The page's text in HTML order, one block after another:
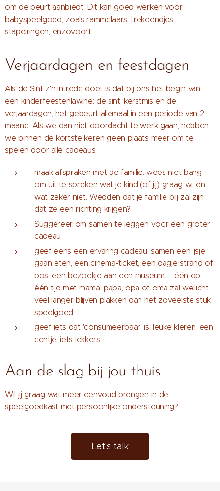
om de beurt aanbiedt. Dit kan goed werken voor
babyspeelgoed, zoals rammelaars, trekeendjes,
stapelringen, enzovoort.
Verjaardagen en feestdagen
Als de Sint z'n intrede doet is dat bij ons het begin van
een kinderfeestenlawine: de sint, kerstmis en de
verjaardagen, het gebeurt allemaal in een periode van 2
maand. Als we dan niet doordacht te werk gaan, hebben
we binnen de kortste keren geen plaats meer om te
spelen door alle cadeaus.
maak afspraken met de familie: wees niet bang
om uit te spreken wat je kind (of jij) graag wil en
wat zeker niet. Wedden dat je familie blij zal zijn
dat ze een richting krijgen?
Suggereer om samen te leggen voor een groter
cadeau
geef eens een ervaring cadeau: samen een ijsje
gaan eten, een cinema-ticket, een dagje strand of
bos, een bezoekje aan een museum, ... één op
één tijd met mama, papa, opa of oma zal wellicht
veel langer blijven plakken dan het zoveelste stuk
speelgoed.
geef iets dat 'consumeerbaar' is: leuke kleren, een
centje, iets lekkers, ...
Aan de slag bij jou thuis
Wil jij graag wat meer eenvoud brengen in de
speelgoedkast met persoonlijke ondersteuning?
Let's talk